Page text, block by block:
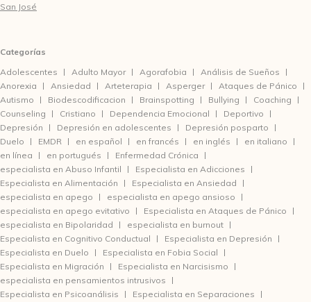
San José
Categorías
Adolescentes
Adulto Mayor Agorafobia
Análisis de Sueños
Anorexia
Ansiedad Arteterapia Asperger
Ataques de Pánico
Autismo
Biodescodificacion Brainspotting Bullying
Coaching
Counseling
Cristiano Dependencia Emocional
Deportivo
Depresión
Depresión en adolescentes
Depresión posparto
Duelo
EMDR en español en francés en inglés
en italiano
en línea
en portugués
Enfermedad Crónica
especialista en Abuso Infantil
Especialista en Adicciones
Especialista en Alimentación
Especialista en Ansiedad
especialista en apego
especialista en apego ansioso
especialista en apego evitativo
Especialista en Ataques de Pánico
especialista en Bipolaridad
especialista en burnout
Especialista en Cognitivo Conductual
Especialista en Depresión
Especialista en Duelo
Especialista en Fobia Social
Especialista en Migración
Especialista en Narcisismo
especialista en pensamientos intrusivos
Especialista en Psicoanálisis
Especialista en Separaciones